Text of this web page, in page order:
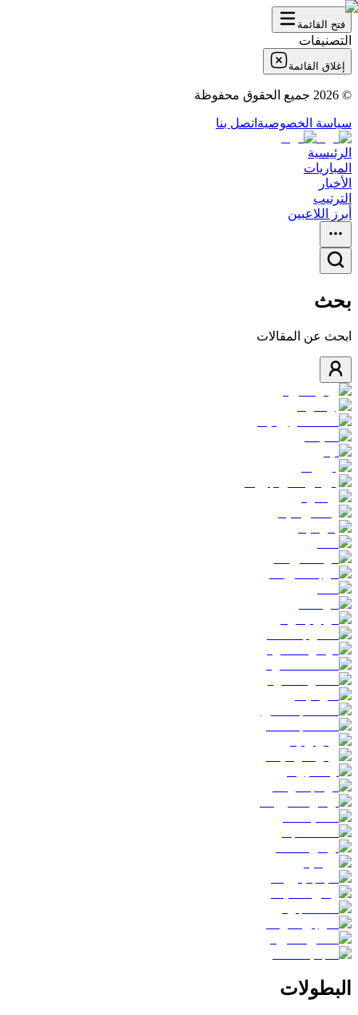
فتح القائمة
التصنيفات
إغلاق القائمة
©
2026 جميع الحقوق محفوظة
سياسة الخصوصية اتصل بنا
الرئيسية
المباريات
الأخبار
الترتيب
أبرز اللاعبين
بحث
ابحث عن المقالات
البطولات